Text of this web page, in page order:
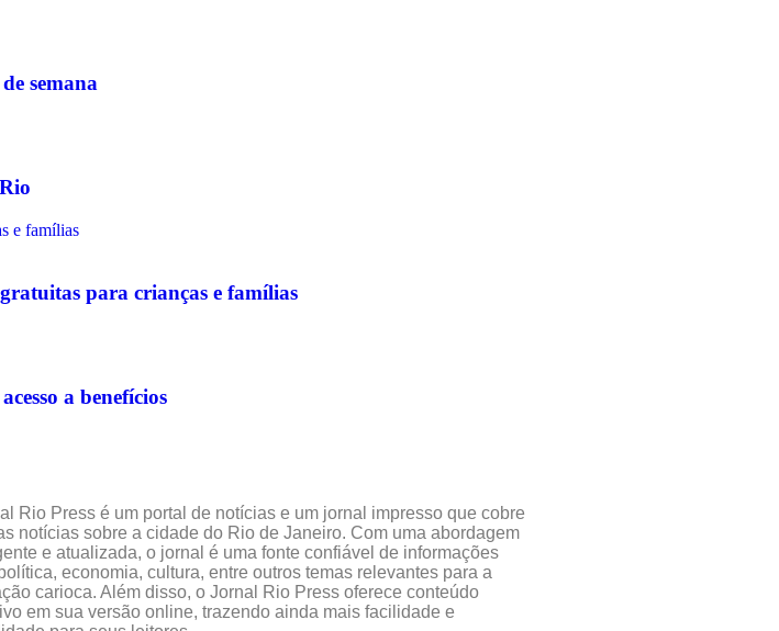
semana
para crianças e famílias
a benefícios
Rio Press é um portal de notícias e um jornal impresso que cobre
notícias sobre a cidade do Rio de Janeiro. Com uma abordagem
e atualizada, o jornal é uma fonte confiável de informações
economia, cultura, entre outros temas relevantes para a
carioca. Além disso, o Jornal Rio Press oferece conteúdo
em sua versão online, trazendo ainda mais facilidade e